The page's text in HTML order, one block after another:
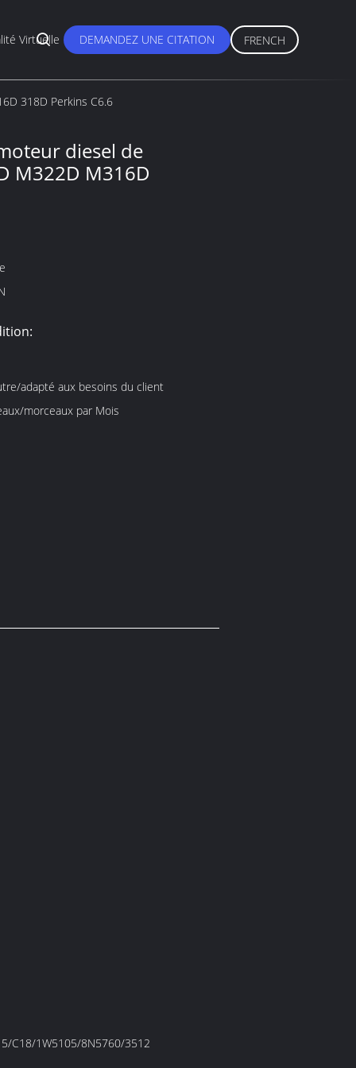
Virtuelle DEMANDEZ UNE CITATION FRENCH
318D Perkins C6.6
diesel de
M322D M316D
adapté aux besoins du client
6000 morceaux/morceaux par Mois
C18/1W5105/8N5760/3512